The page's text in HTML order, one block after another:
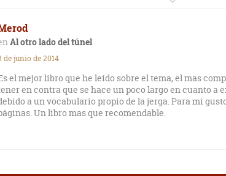
Al otro lado del túnel
de junio de 2014
el mejor libro que he leído sobre el tema, el mas
en contra que se hace un poco largo en cuanto a
a un vocabulario propio de la jerga. Para mi
Un libro mas que recomendable.